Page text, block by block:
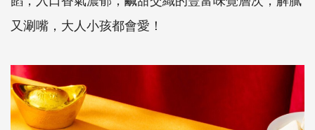
又涮嘴，大人小孩都會愛！